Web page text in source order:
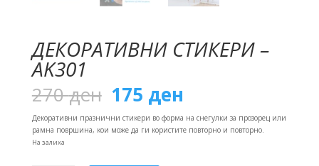
ДЕКОРАТИВНИ СТИКЕРИ –
AK301
270ден Original
price
was:
270 ден.
175 ден
is:
175 ден.
Декоративни празнични стикери во форма на снегулки за прозорец или
рамна површина, кои може да ги користите повторно и повторно.
На залиха